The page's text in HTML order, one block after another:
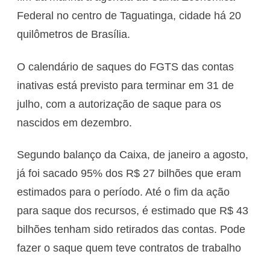
Federal no centro de Taguatinga, cidade há 20
quilômetros de Brasília.
O calendário de saques do FGTS das contas
inativas está previsto para terminar em 31 de
julho, com a autorização de saque para os
nascidos em dezembro.
Segundo balanço da Caixa, de janeiro a agosto,
já foi sacado 95% dos R$ 27 bilhões que eram
estimados para o período. Até o fim da ação
para saque dos recursos, é estimado que R$ 43
bilhões tenham sido retirados das contas. Pode
fazer o saque quem teve contratos de trabalho